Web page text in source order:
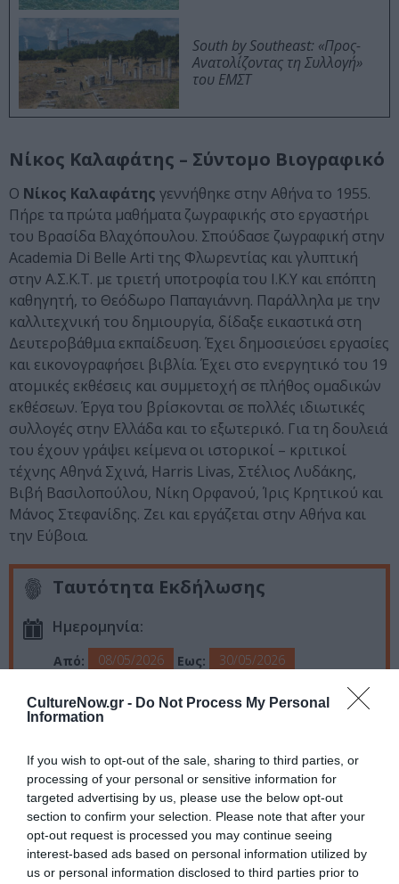
CultureNow.gr - Do Not Process My Personal
Information
If you wish to opt-out of the sale, sharing to third parties, or
processing of your personal or sensitive information for
targeted advertising by us, please use the below opt-out
section to confirm your selection. Please note that after your
opt-out request is processed you may continue seeing
interest-based ads based on personal information utilized by
us or personal information disclosed to third parties prior to
South by Southeast: «Προς-
Ανατολίζοντας τη Συλλογή»
του ΕΜΣΤ
Νίκος Καλαφάτης – Σύντομο Βιογραφικό
Ο Νίκος Καλαφάτης γεννήθηκε στην Αθήνα το 1955.
Πήρε τα πρώτα μαθήματα ζωγραφικής στο εργαστήρι
του Βρασίδα Βλαχόπουλου. Σπούδασε ζωγραφική στην
Academia Di Belle Arti της Φλωρεντίας και γλυπτική
στην Α.Σ.Κ.Τ. με τριετή υποτροφία του Ι.Κ.Υ και επόπτη
καθηγητή, το Θεόδωρο Παπαγιάννη. Παράλληλα με την
καλλιτεχνική του δημιουργία, δίδαξε εικαστικά στη
Δευτεροβάθμια εκπαίδευση. Έχει δημοσιεύσει εργασίες
και εικονογραφήσει βιβλία. Έχει στο ενεργητικό του 19
ατομικές εκθέσεις και συμμετοχή σε πλήθος ομαδικών
εκθέσεων. Έργα του βρίσκονται σε πολλές ιδιωτικές
συλλογές στην Ελλάδα και το εξωτερικό. Για τη δουλειά
του έχουν γράψει κείμενα οι ιστορικοί – κριτικοί
τέχνης Αθηνά Σχινά, Harris Livas, Στέλιος Λυδάκης,
Βιβή Βασιλοπούλου, Νίκη Ορφανού, Ίρις Κρητικού και
Μάνος Στεφανίδης. Ζει και εργάζεται στην Αθήνα και
την Εύβοια.
Ταυτότητα Εκδήλωσης
Ημερομηνία:
Από: 08/05/2026 Εως:
30/05/2026
Ώρες λειτουργίας: Τρίτη, Πέμπτη, Παρασκευή 12:00 –
20:00 | Τετάρτη, Σάββατο 10:00-18:00 | Κυριακή,
Δευτέρα κλειστά
Τοποθεσία:
Αίθουσα τέχνης Τεχνοχώρος, Λεμπέση 12, Αθήνα
Αίθουσα Τέχνης Τεχνοχώρος
Πληροφορίες / Κρατήσεις: